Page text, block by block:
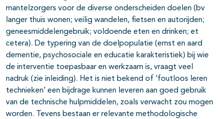
mantelzorgers voor de diverse onderscheiden doelen (bv
langer thuis wonen; veilig wandelen, fietsen en autorijden;
geneesmiddelengebruik; voldoende eten en drinken; et
cetera). De typering van de doelpopulatie (ernst en aard
dementie, psychosociale en educatie karakteristiek) bij wie
de interventie toepasbaar en werkzaam is, vraagt veel
nadruk (zie inleiding). Het is niet bekend of ‘foutloos leren
technieken’ een bijdrage kunnen leveren aan goed gebruik
van de technische hulpmiddelen, zoals verwacht zou mogen
worden. Tevens bestaan er relevante methodologische